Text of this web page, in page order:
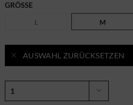
GRÖSSE
L M
AUSWAHL ZURÜCKSETZEN